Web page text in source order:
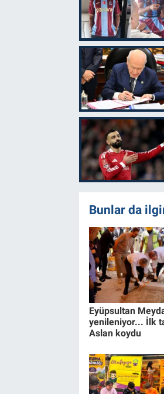
Bunlar da
Eyüpsultan
yenileniyor... İlk
Aslan koydu